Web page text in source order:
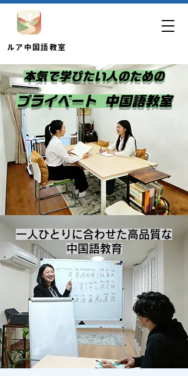
​ルア中国語教室
本気で学びたい人のための
プライベート 中国語教室
一人ひとりに合わせた高品質な
中国語教育